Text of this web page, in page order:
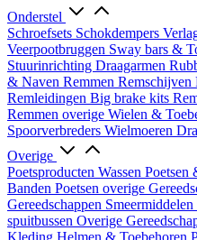
Onderstel
Schroefsets Schokdempers
Veerpootbruggen Sway bars &
Stuurinrichting Draagarmen
& Naven Remmen Remschijven
Remleidingen Big brake kits
Remmen overige Wielen &
Spoorverbreders Wielmoeren
Overige
Poetsproducten Wassen Poetsen
Banden Poetsen overige
Gereedschappen
spuitbussen Overige
Kleding Helmen & Toebehoren